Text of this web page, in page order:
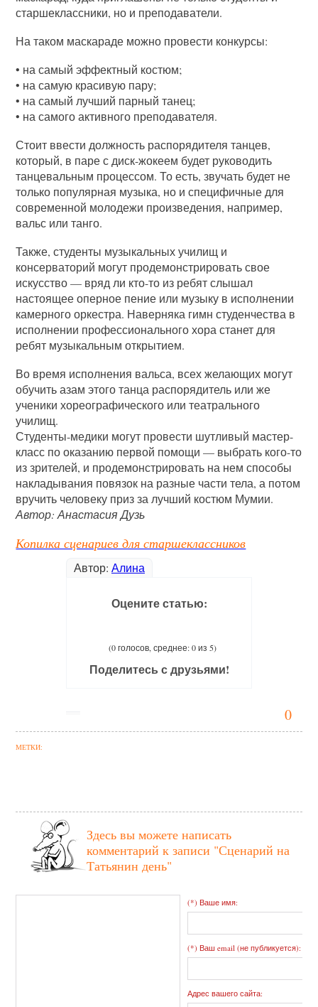
0
старшеклассники, но и преподаватели.
На таком маскараде можно провести конкурсы:
• на самый эффектный костюм;
• на самую красивую пару;
• на самый лучший парный танец;
• на самого активного преподавателя.
Стоит ввести должность распорядителя танцев,
который, в паре с диск-жокеем будет руководить
танцевальным процессом. То есть, звучать будет не
только популярная музыка, но и специфичные для
современной молодежи произведения, например,
вальс или танго.
Также, студенты музыкальных училищ и
консерваторий могут продемонстрировать свое
искусство — вряд ли кто-то из ребят слышал
настоящее оперное пение или музыку в исполнении
камерного оркестра. Наверняка гимн студенчества в
исполнении профессионального хора станет для
ребят музыкальным открытием.
Во время исполнения вальса, всех желающих могут
обучить азам этого танца распорядитель или же
ученики хореографического или театрального
училищ.
Студенты-медики могут провести шутливый мастер-
класс по оказанию первой помощи — выбрать кого-то
из зрителей, и продемонстрировать на нем способы
накладывания повязок на разные части тела, а потом
вручить человеку приз за лучший костюм Мумии.
Автор: Анастасия Дузь
Копилка сценариев для старшеклассников
Автор: Алина
Оцените статью:
(0 голосов, среднее: 0 из 5)
Поделитесь с друзьями!
МЕТКИ:
Здесь вы можете написать
комментарий к записи "Сценарий на
Татьянин день"
(*) Ваше имя:
(*) Ваш email (не публикуется):
Адрес вашего сайта: